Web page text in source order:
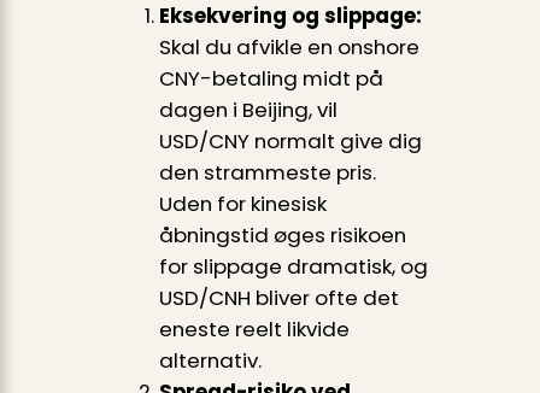
Eksekvering og slippage:
Skal du afvikle en onshore
CNY-betaling midt på
dagen i Beijing, vil
USD/CNY normalt give dig
den strammeste pris.
Uden for kinesisk
åbningstid øges risikoen
for slippage dramatisk, og
USD/CNH bliver ofte det
eneste reelt likvide
alternativ.